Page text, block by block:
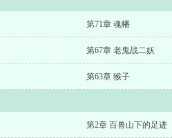
第71章 魂幡
第67章 老鬼战二妖
第63章 猴子
第2章 百兽山下的足迹